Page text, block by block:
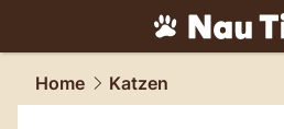
tiere.NAU.ch
Home Katzen